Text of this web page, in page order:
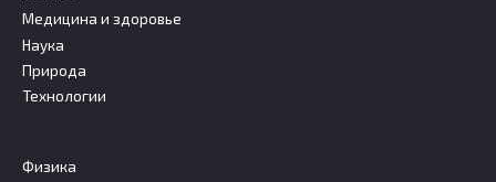
Медицина и здоровье
Наука
Природа
Технологии
Физика